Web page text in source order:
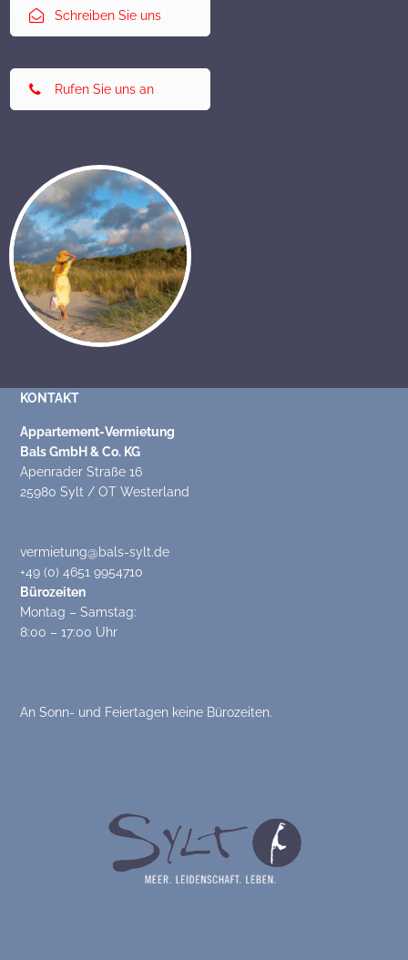
Schreiben Sie uns
Rufen Sie uns an
KONTAKT
Appartement-Vermietung
Bals GmbH & Co. KG
Apenrader Straße 16
25980 Sylt / OT Westerland
vermietung@bals-sylt.de
+49 (0) 4651 9954710
Bürozeiten
Montag – Samstag:
8:00 – 17:00 Uhr
An Sonn- und Feiertagen keine Bürozeiten.